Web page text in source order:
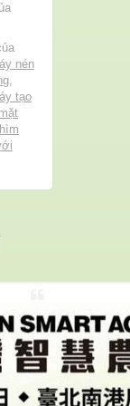
nén
,
tạo